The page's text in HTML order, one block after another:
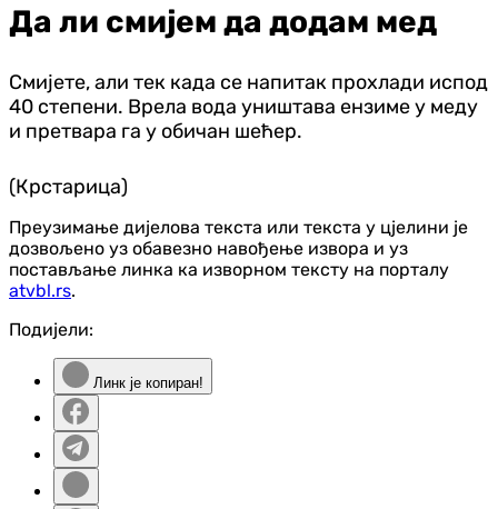
Да ли смијем да додам мед
Смијете, али тек када се напитак прохлади испод
40 степени. Врела вода уништава ензиме у меду
и претвара га у обичан шећер.
(Крстарица)
Преузимање дијелова текста или текста у цјелини је
дозвољено уз обавезно навођење извора и уз
постављање линка ка изворном тексту на порталу
atvbl.rs.
Подијели:
Линк је копиран!